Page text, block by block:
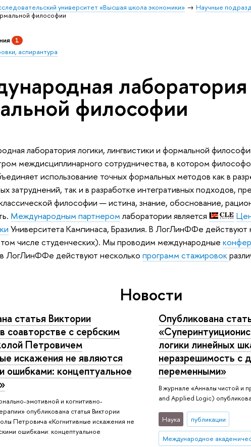
университет «Высшая школа экономики» Научные
философии
1
аспирантура
лаборатория
философии
лаборатория логики, лингвистики и формальной
междисциплинарного сотрудничества, в котором
использование точных формальных методов как в
затруднений, так и в разработке интегративных подходов,
философии — истина, знание, обоснование,
Международным партнеромлаборатории является
Университета Кампинаса, Бразилия. В ЛогЛинФФе действуют
числе студенческих). Мы проводим международные
ЛогЛинФФе действуют несколько программ стажировок
Новости
статья Виктории
соавторстве с сербским
Петровичем
искажения не являются
ошибками: концептуальное
эмотивной и когнитивно-
опубликована статья Виктории
Петровича «Когнитивные искажения не
ошибками: концептуальное
Опубликована
логики линейных
неразрешимость с
переменными»
В журнале «Анналы чистой и
and Applied Logic)
Наука публикации
Международное